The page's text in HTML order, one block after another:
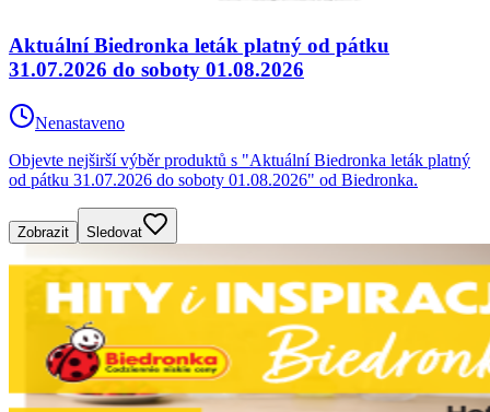
Aktuální Biedronka leták platný od pátku
31.07.2026 do soboty 01.08.2026
Nenastaveno
Objevte nejširší výběr produktů s "Aktuální Biedronka leták platný
od pátku 31.07.2026 do soboty 01.08.2026" od Biedronka.
Zobrazit Sledovat